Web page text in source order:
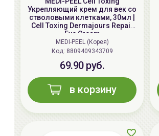
Укрепляющий крем для век со
стволовыми клетками, 30мл |
Cell Toxing Dermajours Repair
Eye Cream
MEDI-PEEL (Корея)
Код: 8809409343709
69.90 руб.
в корзину